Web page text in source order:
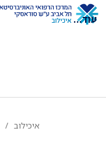
עוד...
איכילוב